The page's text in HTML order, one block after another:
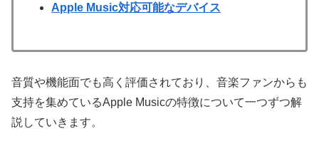
Apple Music対応可能なデバイス
音質や機能面でも高く評価されており、音楽ファンからも
支持を集めているApple Musicの特徴について一つずつ解
説していきます。